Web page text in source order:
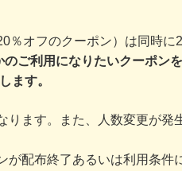
％オフのクーポン）は同時に
のご利用になりたいクーポン
ます。
ります。また、人数変更が発
が配布終了あるいは利用条件